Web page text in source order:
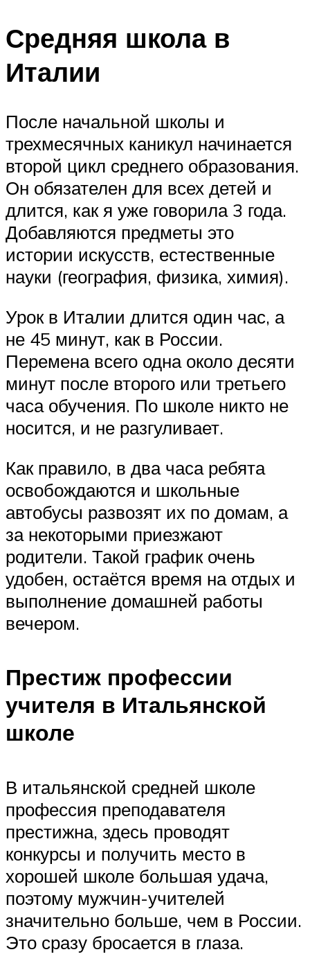
Средняя школа в
Италии
После начальной школы и
трехмесячных каникул начинается
второй цикл среднего образования.
Он обязателен для всех детей и
длится, как я уже говорила 3 года.
Добавляются предметы это
истории искусств, естественные
науки (география, физика, химия).
Урок в Италии длится один час, а
не 45 минут, как в России.
Перемена всего одна около десяти
минут после второго или третьего
часа обучения. По школе никто не
носится, и не разгуливает.
Как правило, в два часа ребята
освобождаются и школьные
автобусы развозят их по домам, а
за некоторыми приезжают
родители. Такой график очень
удобен, остаётся время на отдых и
выполнение домашней работы
вечером.
Престиж профессии
учителя в Итальянской
школе
В итальянской средней школе
профессия преподавателя
престижна, здесь проводят
конкурсы и получить место в
хорошей школе большая удача,
поэтому мужчин-учителей
значительно больше, чем в России.
Это сразу бросается в глаза.